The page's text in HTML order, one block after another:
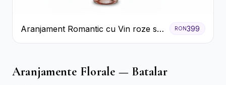
Aranjament Romantic cu Vin roze si
Flori pastel
RON399
Aranjamente Florale — Batalar